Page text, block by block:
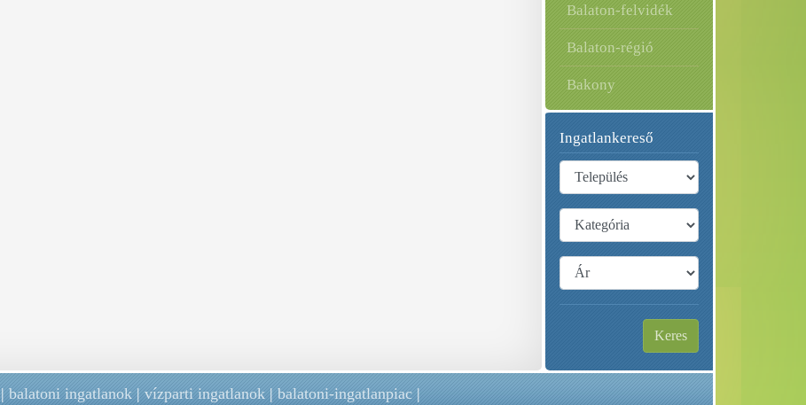
Balaton-felvidék
Balaton-régió
Bakony
Ingatlankereső
Keres
|balatoni ingatlanok|vízparti ingatlanok|balatoni-ingatlanpiac|